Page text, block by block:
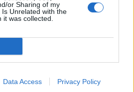
or Sharing of my
Unrelated with the
was collected.
Data Access Privacy Policy
επίσης